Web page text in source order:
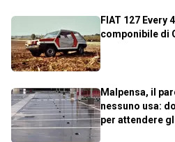
FIAT 127 Every
componibile di
Malpensa, il
nessuno usa:
per attendere